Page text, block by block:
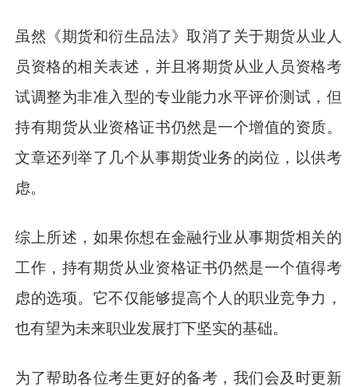
虽然《期货和衍生品法》取消了关于期货从业人
员资格的相关表述，并且将期货从业人员资格考
试调整为非准入型的专业能力水平评价测试，但
持有期货从业资格证书仍然是一个增值的资质。
文章还列举了几个从事期货业务的岗位，以供考
虑。
综上所述，如果你想在金融行业从事期货相关的
工作，持有期货从业资格证书仍然是一个值得考
虑的选项。它不仅能够提高个人的职业竞争力，
也有望为未来职业发展打下坚实的基础。
为了帮助各位考生更好的备考，我们会及时更新